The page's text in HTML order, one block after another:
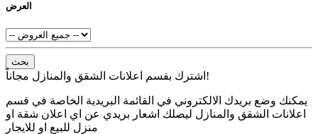
العرض
بحث
اشترك بقسم اعلانات الشقق والمنازل مجاناً!
يمكنك وضع بريدك الالكتروني في القائمة البريدية الخاصة في قسم
اعلانات الشقق والمنازل ليصلك اشعار بريدي عن اي اعلان شقة او
منزل للبيع او للايجار